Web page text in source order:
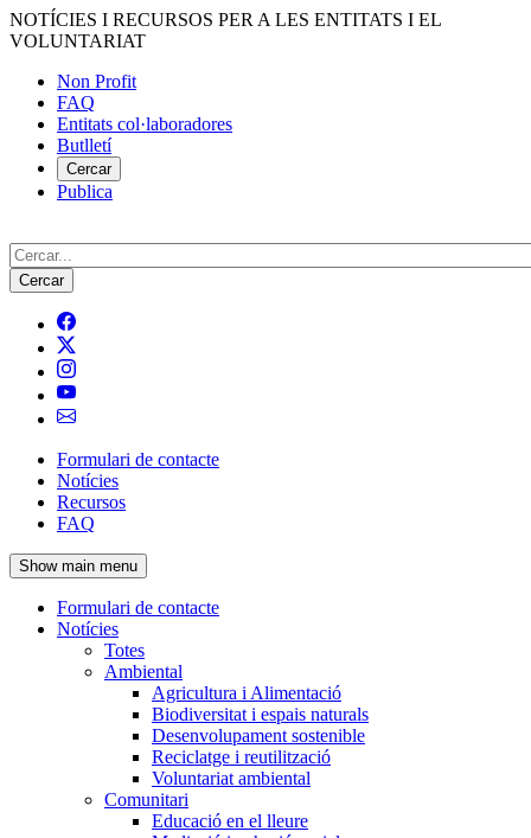
Vés
al
NOTÍCIES I RECURSOS PER A LES ENTITATS I EL
VOLUNTARIAT
Menú
del
compte
d'usuari
Non Profit
FAQ
Entitats col·laboradores
Butlletí
Cercar
Publica
Cerca
Navegació
principal
de
l'encapçalament
Formulari de contacte
Notícies
Recursos
FAQ
Show main menu
Navegació
principal
Formulari de contacte
Notícies
Totes
Ambiental
Agricultura i Alimentació
Biodiversitat i espais naturals
Desenvolupament sostenible
Reciclatge i reutilització
Voluntariat ambiental
Comunitari
Educació en el lleure